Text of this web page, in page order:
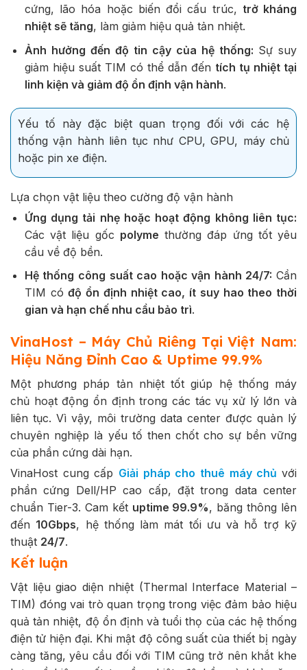
cứng, lão hóa hoặc biến đổi cấu trúc, trở kháng
nhiệt sẽ tăng, làm giảm hiệu quả tản nhiệt.
Ảnh hưởng đến độ tin cậy của hệ thống: Sự suy
giảm hiệu suất TIM có thể dẫn đến tích tụ nhiệt tại
linh kiện và giảm độ ổn định vận hành.
Yếu tố này đặc biệt quan trọng đối với các hệ
thống vận hành liên tục như CPU, GPU, máy chủ
hoặc pin xe điện.
Lựa chọn vật liệu theo cường độ vận hành
Ứng dụng tải nhẹ hoặc hoạt động không liên tục:
Các vật liệu gốc polyme thường đáp ứng tốt yêu
cầu về độ bền.
Hệ thống công suất cao hoặc vận hành 24/7: Cần
TIM cóđộ ổn định nhiệt cao, ít suy hao theo thời
gian và hạn chế nhu cầu bảo trì.
VinaHost – Máy Chủ Riêng Tại Việt Nam:
Hiệu Năng Đỉnh Cao & Uptime 99.9%
Một phương pháp tản nhiệt tốt giúp hệ thống máy
chủ hoạt động ổn định trong các tác vụ xử lý lớn và
liên tục. Vì vậy, môi trường data center được quản lý
chuyên nghiệp là yếu tố then chốt cho sự bền vững
của phần cứng dài hạn.
VinaHost cung cấp Giải pháp cho thuê máy chủ với
phần cứng Dell/HP cao cấp, đặt trong data center
chuẩn Tier-3. Cam kết uptime 99.9%, băng thông lên
đến 10Gbps, hệ thống làm mát tối ưu và hỗ trợ kỹ
thuật 24/7.
Kết luận
Vật liệu giao diện nhiệt (Thermal Interface Material –
TIM) đóng vai trò quan trọng trong việc đảm bảo hiệu
quả tản nhiệt, độ ổn định và tuổi thọ của các hệ thống
điện tử hiện đại. Khi mật độ công suất của thiết bị ngày
càng tăng, yêu cầu đối với TIM cũng trở nên khắt khe